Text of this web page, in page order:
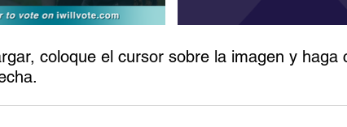
coloque el cursor sobre la imagen y